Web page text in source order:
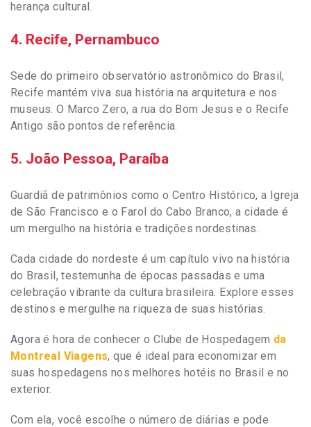
herança cultural.
4. Recife, Pernambuco
Sede do primeiro observatório astronômico do Brasil,
Recife mantém viva sua história na arquitetura e nos
museus. O Marco Zero, a rua do Bom Jesus e o Recife
Antigo são pontos de referência.
5. João Pessoa, Paraíba
Guardiã de patrimônios como o Centro Histórico, a Igreja
de São Francisco e o Farol do Cabo Branco, a cidade é
um mergulho na história e tradições nordestinas.
Cada cidade do nordeste é um capítulo vivo na história
do Brasil, testemunha de épocas passadas e uma
celebração vibrante da cultura brasileira. Explore esses
destinos e mergulhe na riqueza de suas histórias.
Agora é hora de conhecer o Clube de Hospedagem da
Montreal Viagens, que é ideal para economizar em
suas hospedagens nos melhores hotéis no Brasil e no
exterior.
Com ela, você escolhe o número de diárias e pode